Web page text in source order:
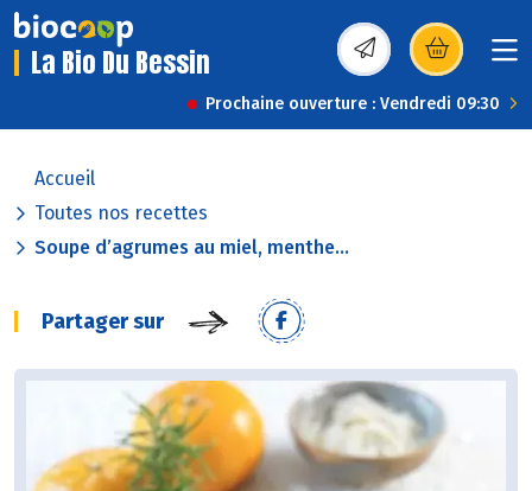
La Bio Du Bessin (s’ouvre dans une
Prochaine ouverture : Vendredi 09:30
Accueil
Toutes nos recettes
Soupe d’agrumes au miel, menthe...
Partager sur